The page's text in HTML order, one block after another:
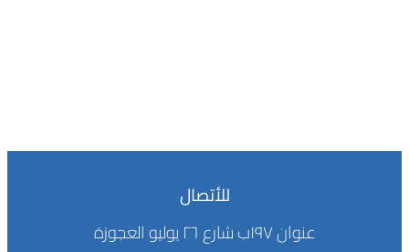
للأتصال
عنوان ١٩٧ب شارع ٢٦ يوليو العجوزة